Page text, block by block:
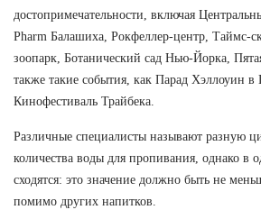
достопримечательности, включая
Pharm Балашиха, Рокфеллер-центр, Таймс-
зоопарк, Ботанический сад Нью-Йорка,
также такие события, как Парад Хэллоуин
Кинофестиваль Трайбека.
Различные специалисты называют разную
количества воды для пропивания, однако в
сходятся: это значение должно быть не
помимо других напитков.